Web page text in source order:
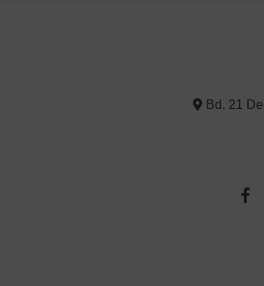
Bd. 21